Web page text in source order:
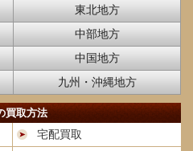
東北地方
中部地方
中国地方
九州・沖縄地方
買取方法
宅配買取